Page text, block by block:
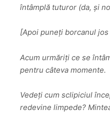
întâmplă tuturor (da, și
[Apoi puneți borcanul
Acum urmăriți ce se
pentru câteva momente.
Vedeți cum sclipiciul
redevine limpede?